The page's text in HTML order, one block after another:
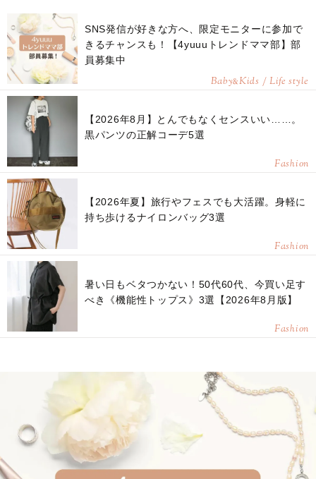
SNS発信が好きな方へ、限定モニターに参加で
きるチャンスも！【4yuuuトレンドママ部】部
員募集中
Baby&Kids / Life style
【2026年8月】とんでもなくセンスいい……。
黒パンツの正解コーデ5選
Fashion
【2026年夏】旅行やフェスでも大活躍。身軽に
持ち歩けるナイロンバッグ3選
Fashion
暑い日もベタつかない！50代60代、今買い足す
べき《機能性トップス》3選【2026年8月版】
Fashion